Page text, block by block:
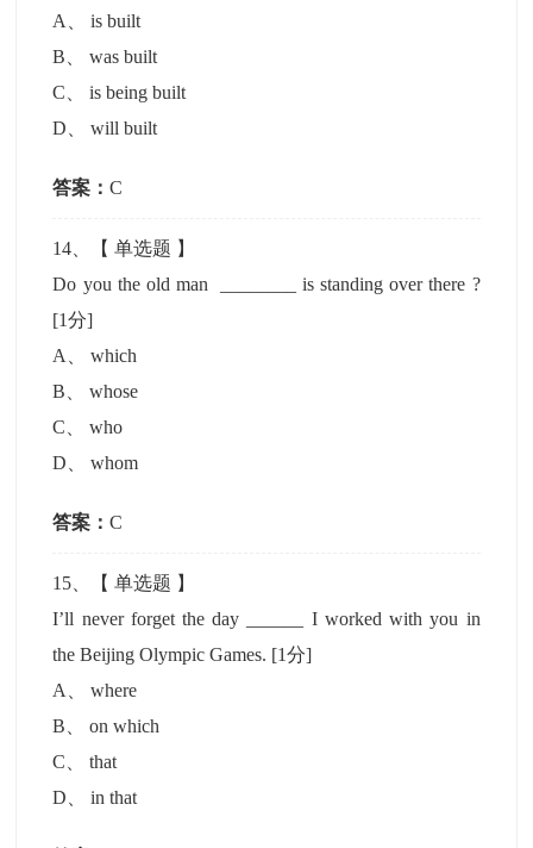
A
、is built
B 、was built
C 、is being built
D 、will built
答案：C
14 、【单选题 】
Do you the old man ________ is standing over there ?
[1分]
A
、which
B 、whose
C 、who
D 、whom
答案：C
15 、【单选题 】
I’ll never forget the day ______ I worked with you in
the Beijing Olympic Games. [1分]
A
、where
B 、on which
C 、that
D 、in that